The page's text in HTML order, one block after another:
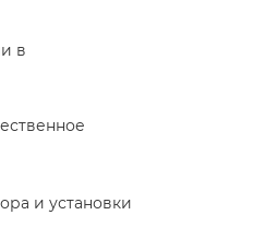
в
и установки